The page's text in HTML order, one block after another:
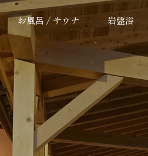
お風呂 / サウナ 岩盤浴